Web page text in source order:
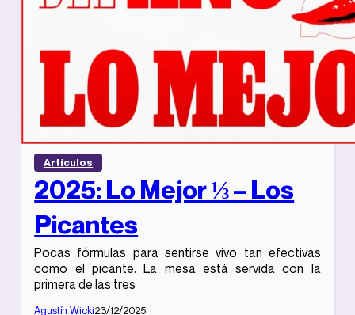
Artículos
2025: Lo Mejor ⅓ – Los
Picantes
Pocas fórmulas para sentirse vivo tan efectivas
como el picante. La mesa está servida con la
primera de las tres
Agustín Wicki23/12/2025